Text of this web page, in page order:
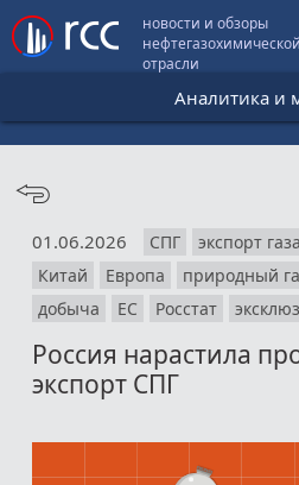
новости и обзоры
нефтегазохимической
отрасли
Аналитика и
Аналитика и
Видео
Подписка
Пользовательское
01.06.2026 СПГ экспорт газа
Китай
Европа природный
добыча
ЕС Росстат
Россия нарастила
экспорт СПГ